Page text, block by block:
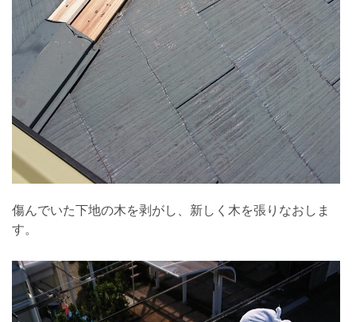
傷んでいた下地の木を剥がし、新しく木を張りなおしま
す。